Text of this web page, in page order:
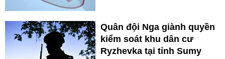
Quân đội Nga giành quyền
kiểm soát khu dân cư
Ryzhevka tại tỉnh Sumy